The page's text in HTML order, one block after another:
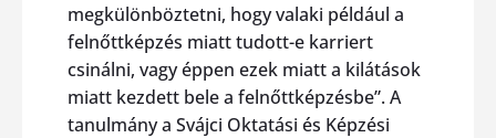
megkülönböztetni, hogy valaki például a
felnőttképzés miatt tudott-e karriert
csinálni, vagy éppen ezek miatt a kilátások
miatt kezdett bele a felnőttképzésbe”. A
tanulmány a Svájci Oktatási és Képzési